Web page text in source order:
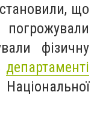
що
фізичну
департаменті
Національної